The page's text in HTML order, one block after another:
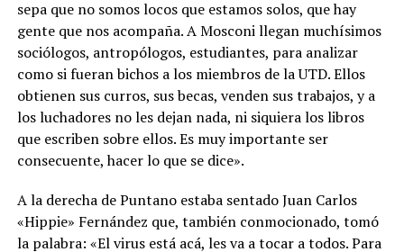
sepa que no somos locos que estamos solos, que hay
gente que nos acompaña. A Mosconi llegan muchísimos
sociólogos, antropólogos, estudiantes, para analizar
como si fueran bichos a los miembros de la UTD. Ellos
obtienen sus curros, sus becas, venden sus trabajos, y a
los luchadores no les dejan nada, ni siquiera los libros
que escriben sobre ellos. Es muy importante ser
consecuente, hacer lo que se dice».
A la derecha de Puntano estaba sentado Juan Carlos
«Hippie» Fernández que, también conmocionado, tomó
la palabra: «El virus está acá, les va a tocar a todos. Para